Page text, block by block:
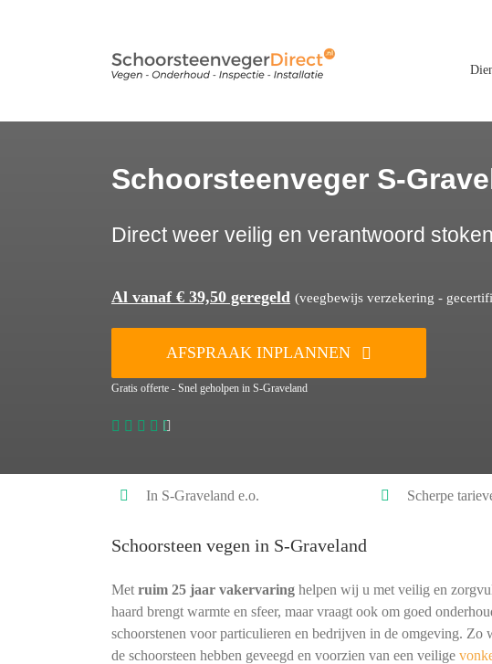
Schoorsteenveger S-
Direct weer veilig en verantwoord
Al vanaf € 39,50 geregeld (veegbewijs verzekering -
AFSPRAAK INPLANNEN
Gratis offerte - Snel geholpen in S-Graveland
In S-Graveland e.o. Scherpe
Schoorsteen vegen in S-Graveland
Met ruim 25 jaar vakervaringhelpen wij u met veilig en
haard brengt warmte en sfeer, maar vraagt ook om goed
schoorstenen voor particulieren en bedrijven in de omgeving.
de schoorsteen hebben geveegd en voorzien van een veilige